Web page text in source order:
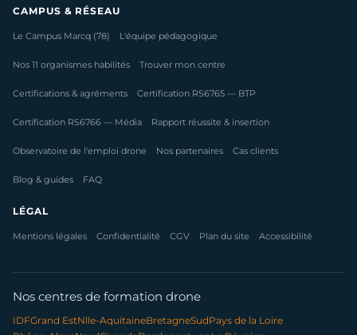
CAMPUS & RÉSEAU
Le Campus Marcq (78) L'équipe pédagogique
Nos 11 organismes habilités Trouver mon centre
Certifications & agréments Certification RS6765 — BTP
Certification RS6766 — Média Rapport réussite & insertion
Observatoire de l'emploi drone Nos partenaires Cas clients
Blog & guides FAQ
LÉGAL
Mentions légales Confidentialité CGV Plan du site Accessibilité
Nos centres de formation drone
IDFGrand EstNlle-AquitaineBretagneSudPays de la Loire